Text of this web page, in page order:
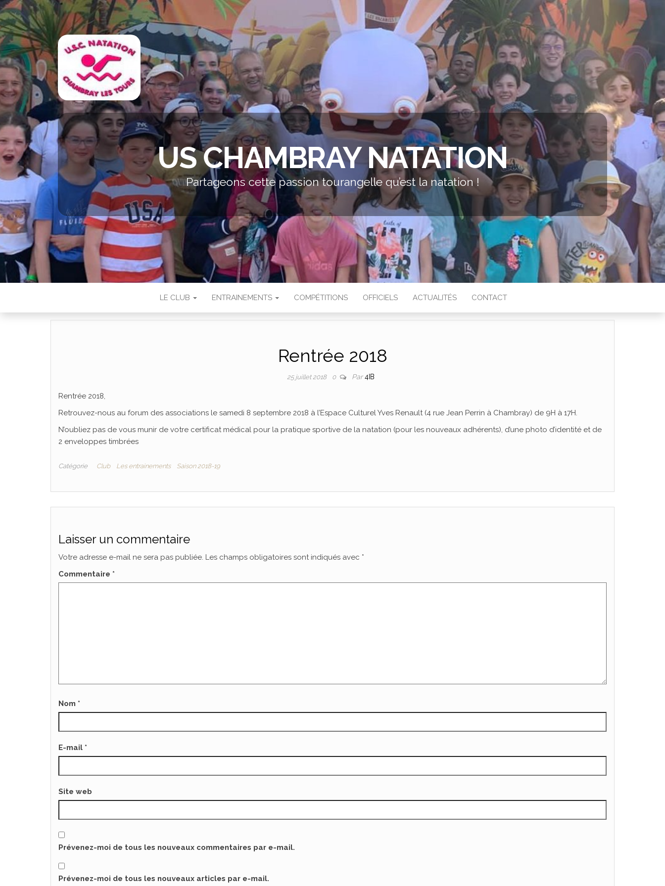
US CHAMBRAY NATATION
Partageons cette passion tourangelle qu’est la natation !
LE CLUB ENTRAINEMENTS COMPÉTITIONS OFFICIELS ACTUALITÉS CONTACT
Rentrée 2018
25 juillet 2018 0 Par4IB
Rentrée 2018,
Retrouvez-nous au forum des associations le samedi 8 septembre 2018 à l’Espace Culturel Yves Renault (4 rue Jean Perrin à Chambray) de 9H à 17H.
N’oubliez pas de vous munir de votre certificat médical pour la pratique sportive de la natation (pour les nouveaux adhérents), d’une photo d’identité et de
2 enveloppes timbrées
Catégorie Club Les entrainements Saison 2018-19
Laisser un commentaire
Votre adresse e-mail ne sera pas publiée. Les champs obligatoires sont indiqués avec *
Commentaire *
Nom *
E-mail *
Site web
Prévenez-moi de tous les nouveaux commentaires par e-mail.
Prévenez-moi de tous les nouveaux articles par e-mail.